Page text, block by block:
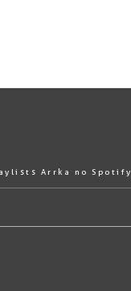
Arrka no Spotify